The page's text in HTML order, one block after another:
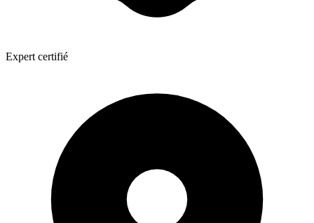
Expert certifié